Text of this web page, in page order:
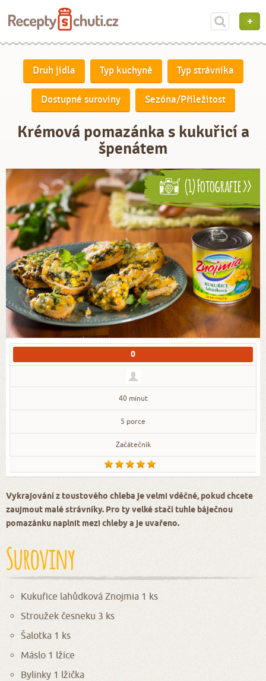
Druh jídla Typ kuchyně Typ strávníka
Dostupné suroviny Sezóna/Příležitost
Krémová pomazánka s kukuřicí a
špenátem
(1) Fotografie >>
0
40 minut
5 porce
Začátečník
Vykrajování z toustového chleba je velmi vděčné, pokud chcete
zaujmout malé strávníky. Pro ty velké stačí tuhle báječnou
pomazánku naplnit mezi chleby a je uvařeno.
Suroviny
Kukuřice lahůdková Znojmia 1 ks
Stroužek česneku 3 ks
Šalotka 1 ks
Máslo 1 lžíce
Bylinky 1 lžička